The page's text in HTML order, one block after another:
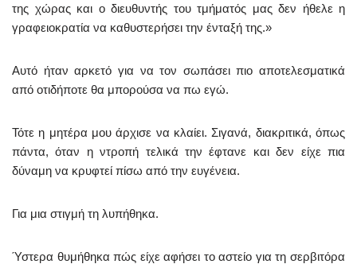
της χώρας και ο διευθυντής του τμήματός μας δεν ήθελε η
γραφειοκρατία να καθυστερήσει την ένταξή της.»
Αυτό ήταν αρκετό για να τον σωπάσει πιο αποτελεσματικά
από οτιδήποτε θα μπορούσα να πω εγώ.
Τότε η μητέρα μου άρχισε να κλαίει. Σιγανά, διακριτικά, όπως
πάντα, όταν η ντροπή τελικά την έφτανε και δεν είχε πια
δύναμη να κρυφτεί πίσω από την ευγένεια.
Για μια στιγμή τη λυπήθηκα.
Ύστερα θυμήθηκα πώς είχε αφήσει το αστείο για τη σερβιτόρα